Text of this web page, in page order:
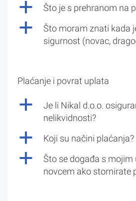
a Što je s prehranom na
a
Što moram znati kada
sigurnost (novac,
Plaćanje i povrat uplata
a
Je li Nikal d.o.o.
nelikvidnosti?
a Koji su načini plaćanja?
a
Što se događa s mojim
novcem ako stornirate